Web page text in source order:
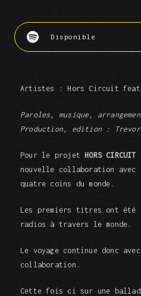
Disponible
Artistes : Hors Circuit feat.
Paroles, musique,
Production, edition :
Pour le projet HORS CIRCUIT
nouvelle collaboration avec
quatre coins du monde.
Les premiers titres ont été
radios à travers le monde.
Le voyage continue donc
collaboration.
Cette fois ci sur une ballade